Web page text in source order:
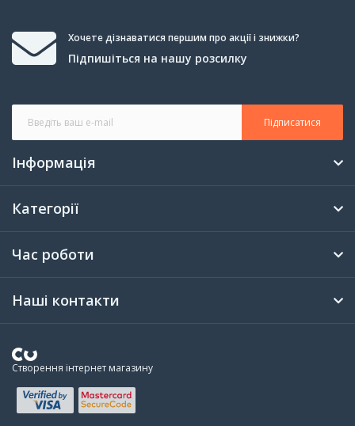
Хочете дізнаватися першим про акції і знижки?
Підпишіться на нашу розсилку
Підписатися
Інформація
Категорії
Час роботи
Наші контакти
Створення інтернет магазину